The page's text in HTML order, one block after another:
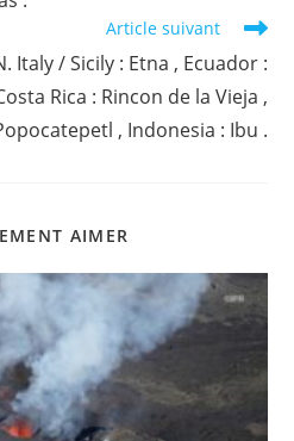
Article suivant
Italy / Sicily : Etna , Ecuador :
Rica : Rincon de la Vieja ,
, Indonesia : Ibu .
AIMER